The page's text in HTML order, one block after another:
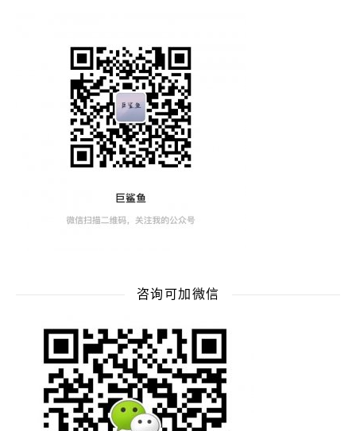
咨询可加微信